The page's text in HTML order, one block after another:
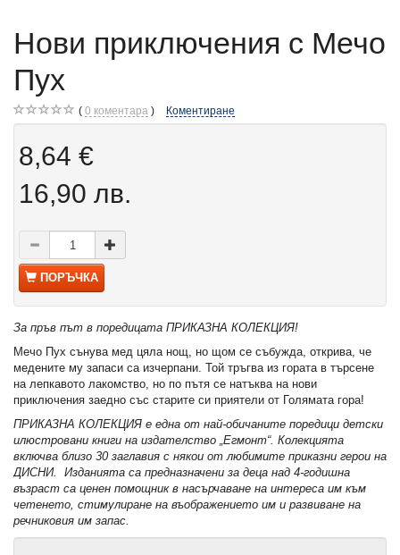
Нови приключения с Мечо
Пух
0 коментара Коментиране
8,64 €
16,90 лв.
ПОРЪЧКА
За пръв път в поредицата ПРИКАЗНА КОЛЕКЦИЯ!
Мечо Пух сънува мед цяла нощ, но щом се събужда, открива, че
медените му запаси са изчерпани. Той тръгва из гората в търсене
на лепкавото лакомство, но по пътя се натъква на нови
приключения заедно със старите си приятели от Голямата гора!
ПРИКАЗНА КОЛЕКЦИЯ е една от най-обичаните поредици детски
илюстровани книги на издателство „Егмонт“. Колекцията
включва близо 30 заглавия с някои от любимите приказни герои на
ДИСНИ. Изданията са предназначени за деца над 4-годишна
възраст са ценен помощник в насърчаване на интереса им към
четенето, стимулиране на въображението им и развиване на
речниковия им запас.